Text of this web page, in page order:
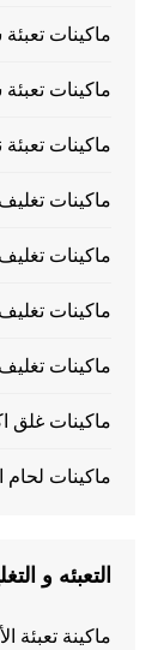
ماكينات
ماكينات
ماكينات
ماكينات
ماكينات
ماكينات
ماكينات
ماكينات غلق
ماكينات لحام
التعبئه و
ماكينة تعبئة